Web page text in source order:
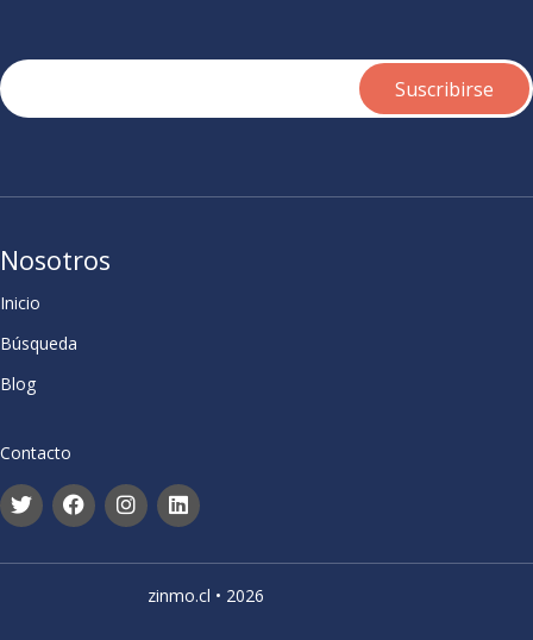
Nosotros
Inicio
Búsqueda
Blog
Contacto
zinmo.cl • 2026